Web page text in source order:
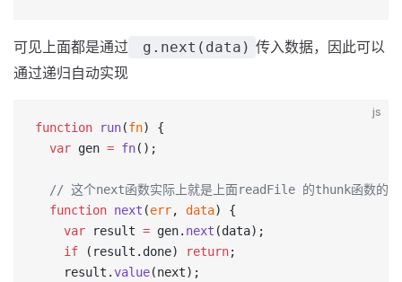
可见上面都是通过 g.next(data) 传入数据，因此可以
通过递归自动实现
js
function run(fn) {
  var
gen = fn();
// 这个next函数实际上就是上面readFile 的thunk函数的
  function
next (err, data) {
    var
result = gen. next (data);
    if
(result.done) return;
    result.
value(next);